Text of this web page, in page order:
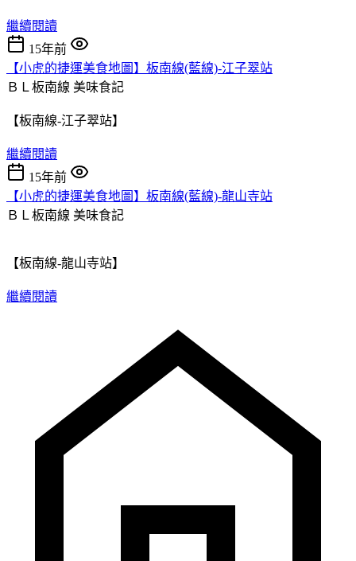
繼續閱讀
15年前
【小虎的捷運美食地圖】板南線(藍線)-江子翠站
ＢＬ板南線 美味食記
【板南線-江子翠站】
繼續閱讀
15年前
【小虎的捷運美食地圖】板南線(藍線)-龍山寺站
ＢＬ板南線 美味食記
【板南線-龍山寺站】
繼續閱讀